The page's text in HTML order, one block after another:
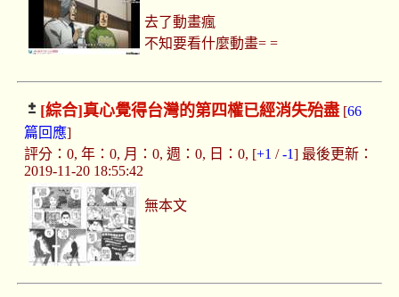
去了動畫瘋
不知要看什麼動畫= =
[綜合]真心覺得台灣的第四權已經消失殆盡[66
篇回應]
評分：0, 年：0, 月：0, 週：0, 日：0, [+1 /-1] 最後更新：
2019-11-20 18:55:42
無本文